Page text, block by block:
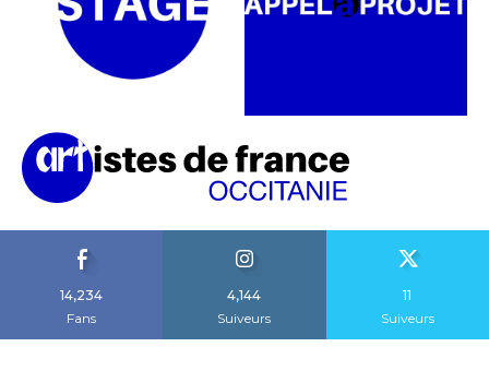
14,234
Fans
4,144
Suiveurs
11
Suiveurs